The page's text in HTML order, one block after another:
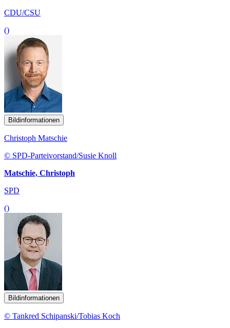
CDU/CSU
()
Bildinformationen
Christoph Matschie
© SPD-Parteivorstand/Susie Knoll
Matschie, Christoph
SPD
()
Bildinformationen
© Tankred Schipanski/Tobias Koch